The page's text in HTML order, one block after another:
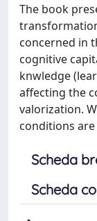
The book
concerned in
cognitive
knwledge
affecting the
valorization.
conditions
Scheda
Scheda